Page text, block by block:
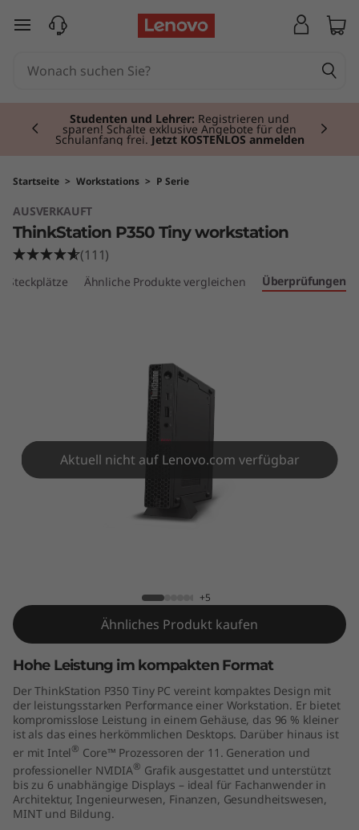
T
S
a
n
y
w
o
k
zum Hauptinhalt springen
Studenten und Lehrer: Registrieren und
sparen! Schalte exklusive Angebote für den
Schulanfang frei. Jetzt KOSTENLOS anmelden
Currently displaying item 2 of 3
Startseite > Workstations > P Serie
AUSVERKAUFT
ThinkStation P350 Tiny workstation
(111)
Steckplätze Ähnliche Produkte vergleichen Überprüfungen
Aktuell nicht auf Lenovo.com verfügbar
+5
Ähnliches Produkt kaufen
Hohe Leistung im kompakten Format
Der ThinkStation P350 Tiny PC vereint kompaktes Design mit
der leistungsstarken Performance einer Workstation. Er bietet
kompromisslose Leistung in einem Gehäuse, das 96 % kleiner
ist als das eines herkömmlichen Desktops. Darüber hinaus ist
er mit Intel® Core™ Prozessoren der 11. Generation und
professioneller NVIDIA® Grafik ausgestattet und unterstützt
bis zu 6 unabhängige Displays – ideal für Fachanwender in
Architektur, Ingenieurwesen, Finanzen, Gesundheitswesen,
MINT und Bildung.